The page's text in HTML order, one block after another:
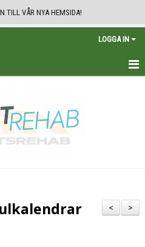
TILL VÅR NYA HEMSIDA!
LOGGA IN
>
<